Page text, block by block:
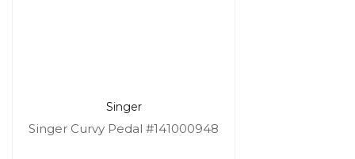
Singer
Singer Curvy Pedal #141000948